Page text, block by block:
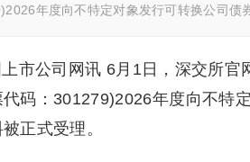
年度向不特定对象发行可转换公司债
市公司网讯 6月1日，深交所
码：301279)2026年度向不特
正式受理。